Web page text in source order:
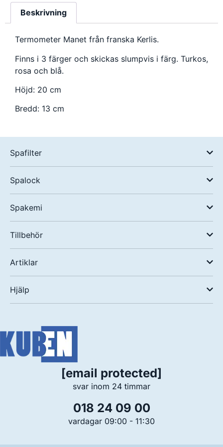
Beskrivning
Termometer Manet från franska Kerlis.
Finns i 3 färger och skickas slumpvis i färg. Turkos,
rosa och blå.
Höjd: 20 cm
Bredd: 13 cm
Spafilter
Spalock
Spakemi
Tillbehör
Artiklar
Hjälp
018 24 09 00
vardagar 09:00 - 11:30
[email protected]
svar inom 24 timmar